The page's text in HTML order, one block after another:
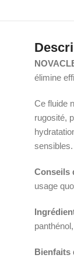
élimine
Ce fluide
rugosité,
sensibles.
Conseils
usage
Bienfaits